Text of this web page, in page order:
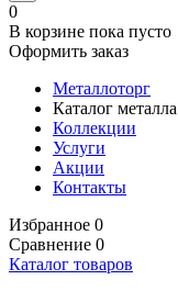
0
В корзине пока пусто
Оформить заказ
Металлоторг
Каталог металла
Коллекции
Услуги
Акции
Контакты
Избранное 0
Сравнение 0
Каталог товаров